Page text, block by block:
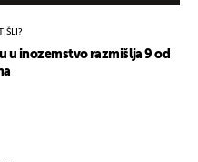
u inozemstvo razmišlja 9 od